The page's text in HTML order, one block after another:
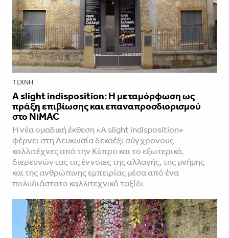
ΤΈΧΝΗ
A slight indisposition: Η μεταμόρφωση ως
πράξη επιβίωσης και επαναπροσδιορισμού
στο NiMAC
Η νέα ομαδική έκθεση «A slight indisposition»
φέρνει στη Λευκωσία δεκαέξι σύγχρονους
καλλιτέχνες από την Κύπρο και το εξωτερικό,
διερευνώντας τις έννοιες της αλλαγής, της μνήμης
και της ανθρώπινης εμπειρίας μέσα από ένα
πολυδιάστατο καλλιτεχνικό ταξίδι